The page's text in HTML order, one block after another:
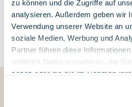
zu können und die Zugriffe auf
analysieren. Außerdem geben wir
Verwendung unserer Website an
soziale Medien, Werbung und
Partner führen diese
weiteren Daten zusammen, die
haben oder die sie im Rahmen
équipés d'une connexion pour